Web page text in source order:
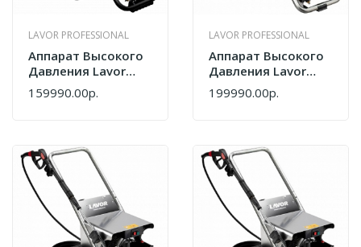
LAVOR PROFESSIONAL
Аппарат Высокого
Давления Lavor
Professional ARAL-R
2517LP
159990.00р.
LAVOR PROFESSIONAL
Аппарат Высокого
Давления Lavor
Professional HCR
1211 LP 8.654.0136
199990.00р.